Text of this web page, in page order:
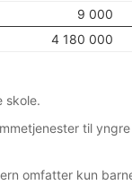
9 000
4 180 000
skole.
til
omfatter kun